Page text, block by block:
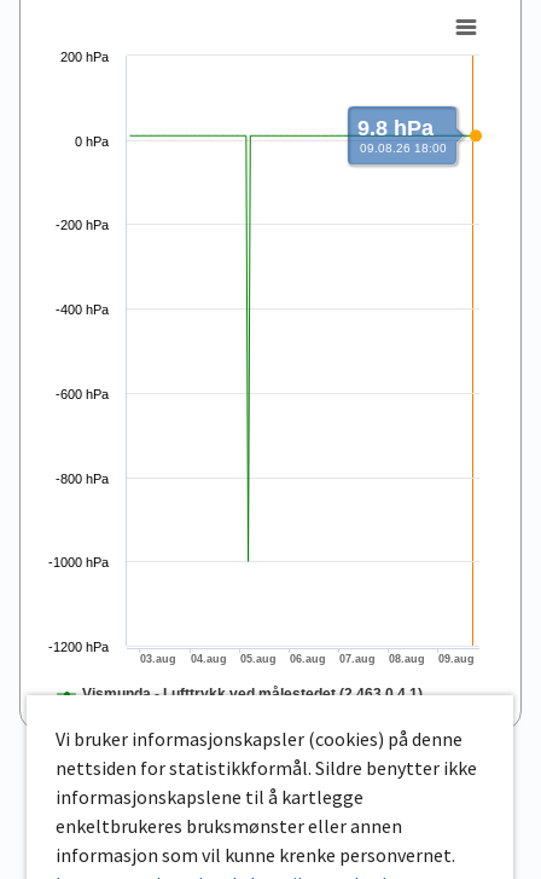
The chart has 1 X axis displaying Time. Data ranges from
The chart has 1 Y axis displaying values. Data ranges from -
Vismunda - Lufttrykk ved målestedet (2.463.0.4.1)
-1200 hPa
-1000 hPa
-800 hPa
-600 hPa
-400 hPa
-200 hPa
0 hPa
200 hPa
03.aug 04.aug 05.aug 06.aug 07.aug 08.aug 09.aug
9.8 hPa
09.08.26 18:00
End of interactive chart.
Vi bruker informasjonskapsler (cookies) på denne
nettsiden for statistikkformål. Sildre benytter ikke
informasjonskapslene til å kartlegge
enkeltbrukeres bruksmønster eller annen
informasjon som vil kunne krenke personvernet.